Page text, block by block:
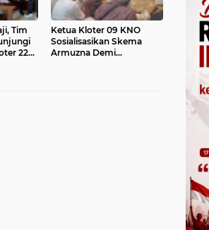
Tim
22
Ketua Kloter 09 KNO
Sosialisasikan Skema
Armuzna Demi